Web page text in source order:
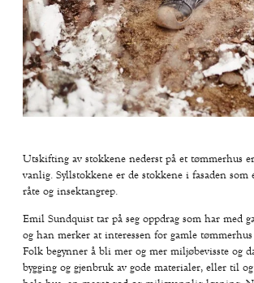
Utskifting av stokkene nederst på et tømmerhus
vanlig. Syllstokkene er de stokkene i fasaden som
råte og insektangrep.
Emil Sundquist tar på seg oppdrag som har med
og han merker at interessen for gamle
Folk begynner å bli mer og mer miljøbevisste og
bygging og gjenbruk av gode materialer, eller til